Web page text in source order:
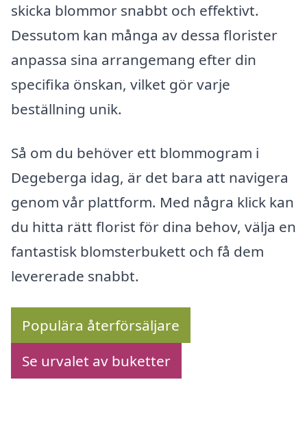
skicka blommor snabbt och effektivt.
Dessutom kan många av dessa florister
anpassa sina arrangemang efter din
specifika önskan, vilket gör varje
beställning unik.
Så om du behöver ett blommogram i
Degeberga idag, är det bara att navigera
genom vår plattform. Med några klick kan
du hitta rätt florist för dina behov, välja en
fantastisk blomsterbukett och få dem
levererade snabbt.
Populära återförsäljare
Se urvalet av buketter